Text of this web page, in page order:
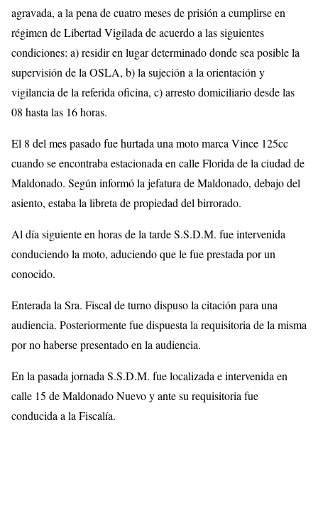
agravada, a la pena de cuatro meses de prisión a cumplirse en
régimen de Libertad Vigilada de acuerdo a las siguientes
condiciones: a) residir en lugar determinado donde sea posible la
supervisión de la OSLA, b) la sujeción a la orientación y
vigilancia de la referida oficina, c) arresto domiciliario desde las
08 hasta las 16 horas.
El 8 del mes pasado fue hurtada una moto marca Vince 125cc
cuando se encontraba estacionada en calle Florida de la ciudad de
Maldonado. Según informó la jefatura de Maldonado, debajo del
asiento, estaba la libreta de propiedad del birrorado.
Al día siguiente en horas de la tarde S.S.D.M. fue intervenida
conduciendo la moto, aduciendo que le fue prestada por un
conocido.
Enterada la Sra. Fiscal de turno dispuso la citación para una
audiencia. Posteriormente fue dispuesta la requisitoria de la misma
por no haberse presentado en la audiencia.
En la pasada jornada S.S.D.M. fue localizada e intervenida en
calle 15 de Maldonado Nuevo y ante su requisitoria fue
conducida a la Fiscalía.